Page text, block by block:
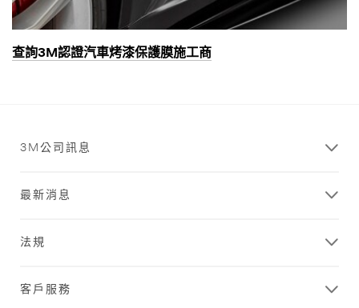
查詢3M認證汽車烤漆保護膜施工商
3M公司訊息
最新消息
法規
客戶服務